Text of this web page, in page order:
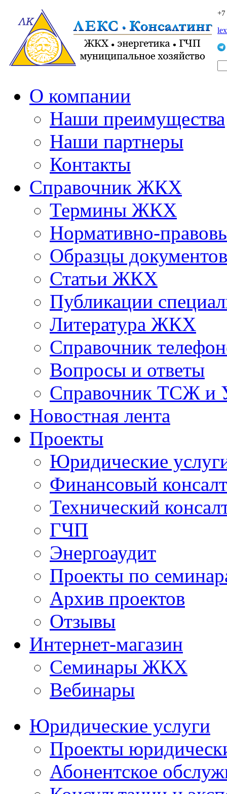
О компании
Наши преимущества
Наши партнеры
Контакты
Справочник ЖКХ
Термины ЖКХ
Нормативно-
Образцы документов
Статьи ЖКХ
Публикации
Литература ЖКХ
Справочник
Вопросы и ответы
Справочник ТСЖ и
Новостная лента
Проекты
Юридические
Финансовый
Технический
ГЧП
Энергоаудит
Проекты по
Архив проектов
Отзывы
Интернет-магазин
Семинары ЖКХ
Вебинары
Юридические услуги
Проекты
Абонентское